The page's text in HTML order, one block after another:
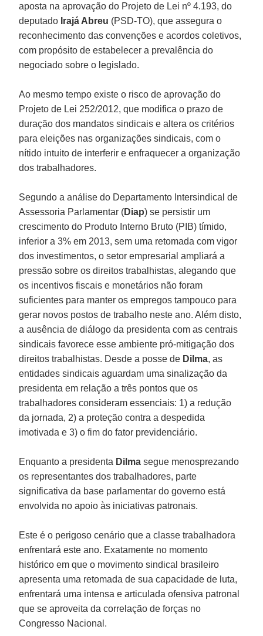
aposta na aprovação do Projeto de Lei nº 4.193, do
deputado Irajá Abreu (PSD-TO), que assegura o
reconhecimento das convenções e acordos coletivos,
com propósito de estabelecer a prevalência do
negociado sobre o legislado.
Ao mesmo tempo existe o risco de aprovação do
Projeto de Lei 252/2012, que modifica o prazo de
duração dos mandatos sindicais e altera os critérios
para eleições nas organizações sindicais, com o
nítido intuito de interferir e enfraquecer a organização
dos trabalhadores.
Segundo a análise do Departamento Intersindical de
Assessoria Parlamentar (Diap) se persistir um
crescimento do Produto Interno Bruto (PIB) tímido,
inferior a 3% em 2013, sem uma retomada com vigor
dos investimentos, o setor empresarial ampliará a
pressão sobre os direitos trabalhistas, alegando que
os incentivos fiscais e monetários não foram
suficientes para manter os empregos tampouco para
gerar novos postos de trabalho neste ano. Além disto,
a ausência de diálogo da presidenta com as centrais
sindicais favorece esse ambiente pró-mitigação dos
direitos trabalhistas. Desde a posse de Dilma, as
entidades sindicais aguardam uma sinalização da
presidenta em relação a três pontos que os
trabalhadores consideram essenciais: 1) a redução
da jornada, 2) a proteção contra a despedida
imotivada e 3) o fim do fator previdenciário.
Enquanto a presidenta Dilmasegue menosprezando
os representantes dos trabalhadores, parte
significativa da base parlamentar do governo está
envolvida no apoio às iniciativas patronais.
Este é o perigoso cenário que a classe trabalhadora
enfrentará este ano. Exatamente no momento
histórico em que o movimento sindical brasileiro
apresenta uma retomada de sua capacidade de luta,
enfrentará uma intensa e articulada ofensiva patronal
que se aproveita da correlação de forças no
Congresso Nacional.